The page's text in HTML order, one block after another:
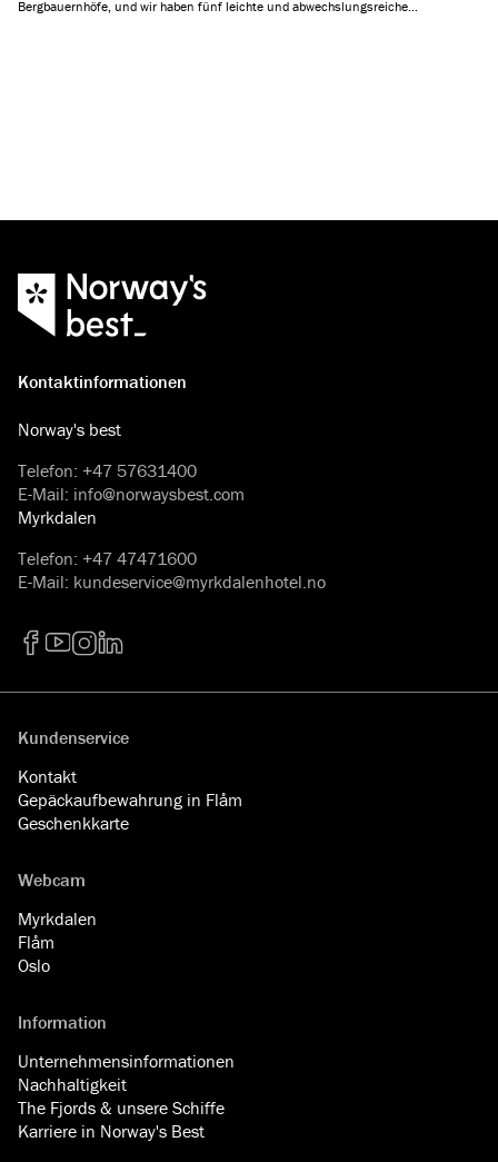
Bergbauernhöfe, und wir haben fünf leichte und abwechslungsreiche
Kontaktinformationen
Norway's best
Telefon: +47 57631400
E-Mail: info@norwaysbest.com
Myrkdalen
Telefon: +47 47471600
E-Mail: kundeservice@myrkdalenhotel.no
Kundenservice
Kontakt
Gepäckaufbewahrung in Flåm
Geschenkkarte
Webcam
Myrkdalen
Flåm
Oslo
Information
Unternehmensinformationen
Nachhaltigkeit
The Fjords & unsere Schiffe
Karriere in Norway's Best